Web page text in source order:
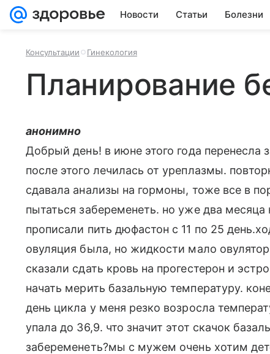
Новости Статьи Болезни
Консультации Гинекология
Планирование
анонимно
Добрый день! в июне этого года
после этого лечилась от уреплазмы.
сдавала анализы на гормоны, тоже все в
пытаться забеременеть. но уже два месяца
прописали пить дюфастон с 11 по 25
овуляция была, но жидкости мало
сказали сдать кровь на прогестерон и
начать мерить базальную температуру.
день цикла у меня резко возросла
упала до 36,9. что значит этот скачок
забеременеть?мы с мужем очень хотим